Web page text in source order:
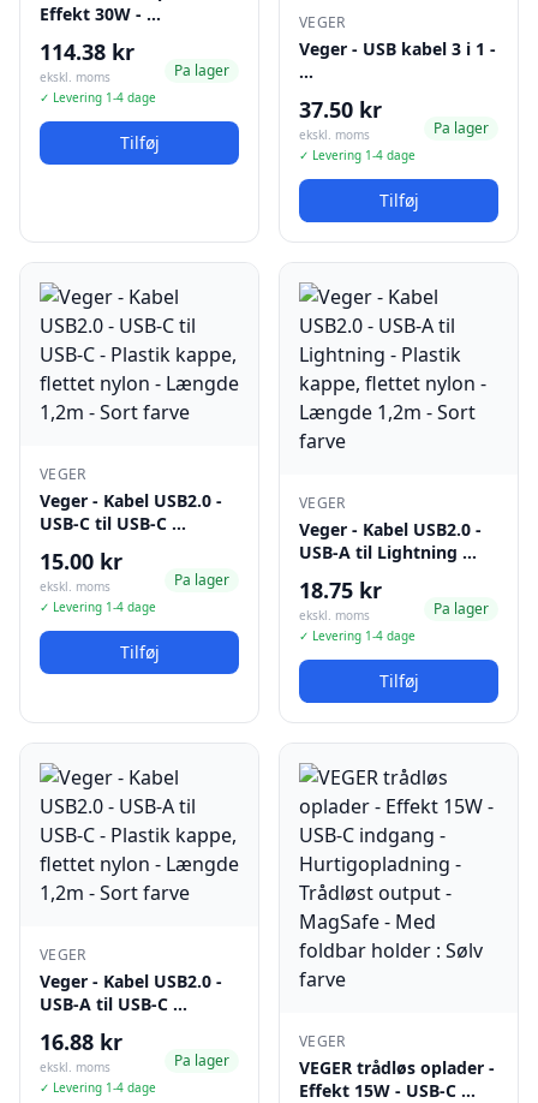
Effekt 30W - …
114.38 kr
ekskl. moms
✓ Levering 1-4 dage
Pa lager
Tilføj
VEGER
Veger - USB kabel 3 i 1 -
…
37.50 kr
ekskl. moms
✓ Levering 1-4 dage
Pa lager
Tilføj
VEGER
Veger - Kabel USB2.0 -
USB-C til USB-C …
15.00 kr
ekskl. moms
✓ Levering 1-4 dage
Pa lager
Tilføj
VEGER
Veger - Kabel USB2.0 -
USB-A til Lightning …
18.75 kr
ekskl. moms
✓ Levering 1-4 dage
Pa lager
Tilføj
VEGER
Veger - Kabel USB2.0 -
USB-A til USB-C …
16.88 kr
ekskl. moms
✓ Levering 1-4 dage
Pa lager
VEGER
VEGER trådløs oplader -
Effekt 15W - USB-C …